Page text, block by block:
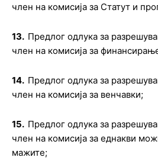
член на комисија за Статут и
13. Предлог одлука за
член на комисија за
14. Предлог одлука за
член на комисија за венчавки;
15. Предлог одлука за
член на комисија за еднакви
мажите;